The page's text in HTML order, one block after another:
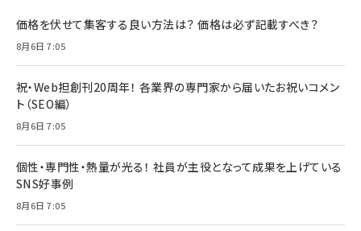
価格を伏せて集客する良い方法は？ 価格は必ず記載すべき？
8月6日 7:05
祝・Web担創刊20周年！ 各業界の専門家から届いたお祝いコメン
ト（SEO編）
8月6日 7:05
個性・専門性・熱量が光る！ 社員が主役となって成果を上げている
SNS好事例
8月6日 7:05